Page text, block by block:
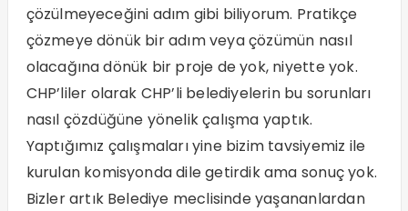
çözülmeyeceğini adım gibi biliyorum. Pratikçe
çözmeye dönük bir adım veya çözümün nasıl
olacağına dönük bir proje de yok, niyette yok.
CHP’liler olarak CHP’li belediyelerin bu sorunları
nasıl çözdüğüne yönelik çalışma yaptık.
Yaptığımız çalışmaları yine bizim tavsiyemiz ile
kurulan komisyonda dile getirdik ama sonuç yok.
Bizler artık Belediye meclisinde yaşananlardan